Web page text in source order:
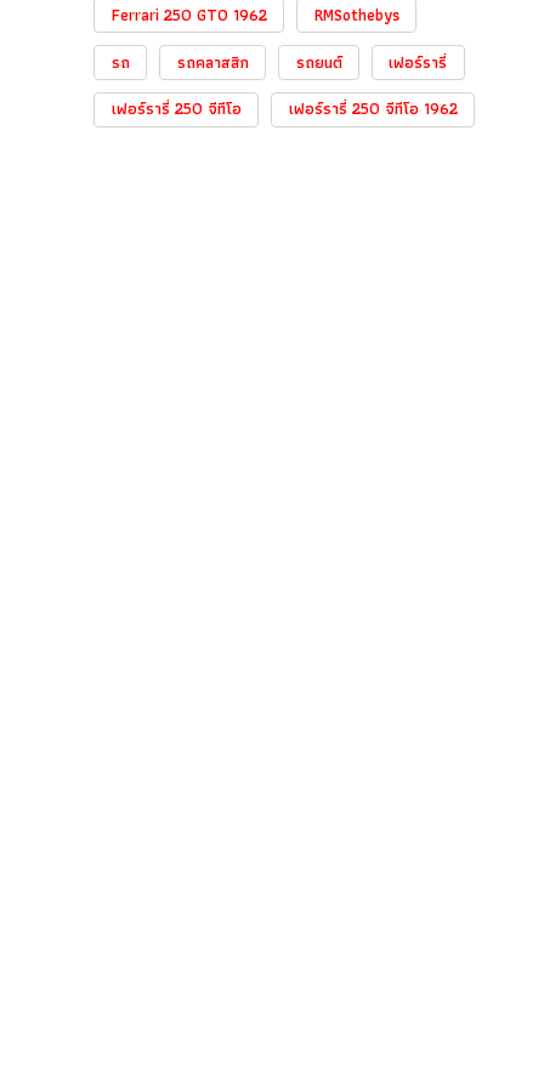
Ferrari 250 GTO 1962
RMSothebys
รถ
รถคลาสสิก รถยนต์
เฟอร์รารี่
เฟอร์รารี่ 250 จีทีโอ
เฟอร์รารี่ 250 จีทีโอ 1962